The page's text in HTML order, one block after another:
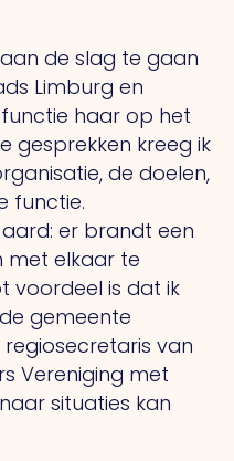
de slag te gaan
Limburg en
haar op het
gesprekken kreeg ik
de doelen,
functie.
er brandt een
met elkaar te
voordeel is dat ik
gemeente
van
Vereniging met
situaties kan